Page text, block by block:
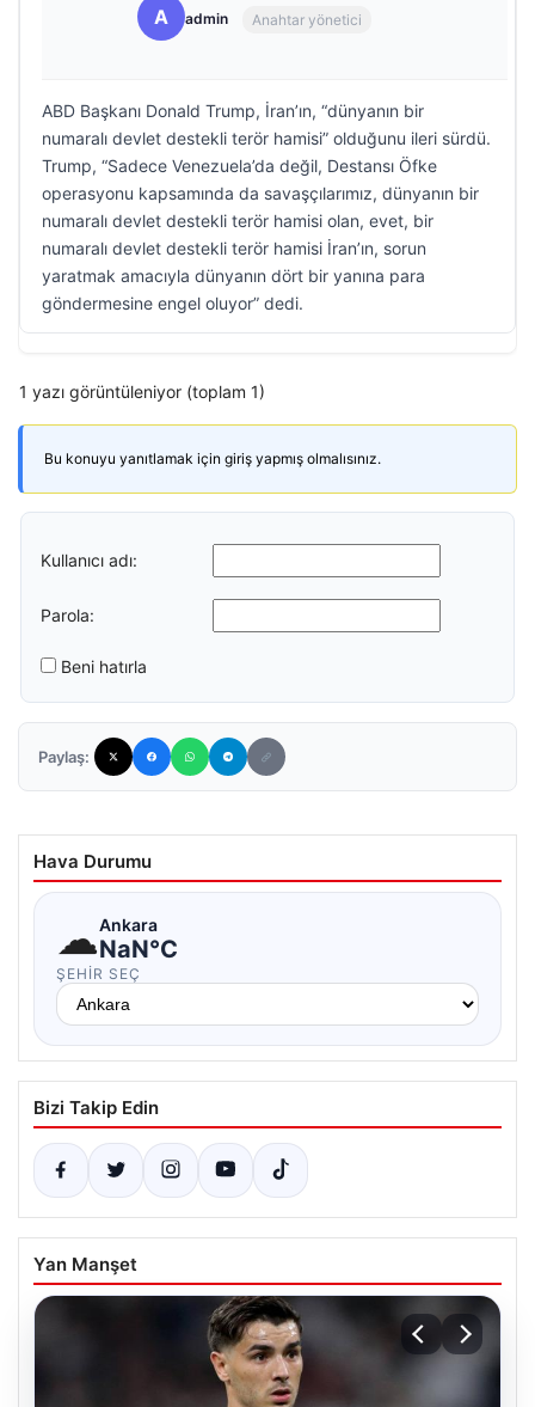
A admin Anahtar yönetici
ABD Başkanı Donald Trump, İran’ın, “dünyanın bir
numaralı devlet destekli terör hamisi” olduğunu ileri sürdü.
Trump, “Sadece Venezuela’da değil, Destansı Öfke
operasyonu kapsamında da savaşçılarımız, dünyanın bir
numaralı devlet destekli terör hamisi olan, evet, bir
numaralı devlet destekli terör hamisi İran’ın, sorun
yaratmak amacıyla dünyanın dört bir yanına para
göndermesine engel oluyor” dedi.
1 yazı görüntüleniyor (toplam 1)
Bu konuyu yanıtlamak için giriş yapmış olmalısınız.
Kullanıcı adı:
Parola:
Beni hatırla
Paylaş:
Hava Durumu
☁Ankara
NaN°C
ŞEHIR SEÇ
Bizi Takip Edin
Yan Manşet